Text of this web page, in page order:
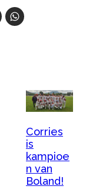
Corries
is
kampioe
n van
Boland!